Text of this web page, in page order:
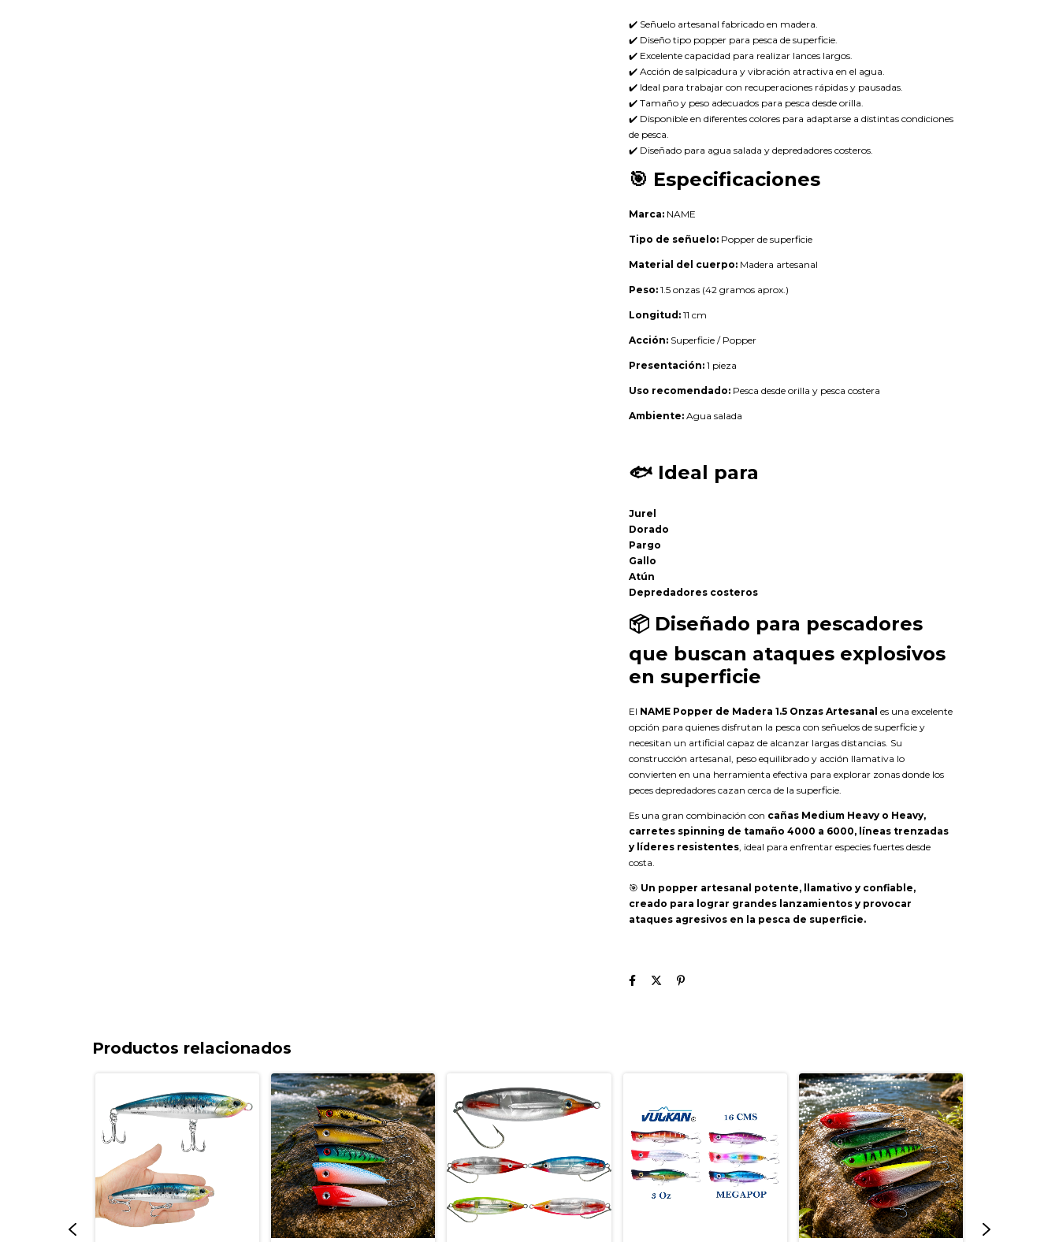
✔️ Señuelo artesanal fabricado en madera.
✔️ Diseño tipo popper para pesca de superficie.
✔️ Excelente capacidad para realizar lances largos.
✔️ Acción de salpicadura y vibración atractiva en el agua.
✔️ Ideal para trabajar con recuperaciones rápidas y pausadas.
✔️ Tamaño y peso adecuados para pesca desde orilla.
✔️ Disponible en diferentes colores para adaptarse a distintas condiciones
de pesca.
✔️ Diseñado para agua salada y depredadores costeros.
🎯 Especificaciones
Marca: NAME
Tipo de señuelo: Popper de superficie
Material del cuerpo: Madera artesanal
Peso: 1.5 onzas (42 gramos aprox.)
Longitud: 11 cm
Acción: Superficie / Popper
Presentación: 1 pieza
Uso recomendado: Pesca desde orilla y pesca costera
Ambiente: Agua salada
🐟 Ideal para
Jurel
Dorado
Pargo
Gallo
Atún
Depredadores costeros
📦 Diseñado para pescadores
que buscan ataques explosivos
en superficie
El NAME Popper de Madera 1.5 Onzas Artesanal es una excelente
opción para quienes disfrutan la pesca con señuelos de superficie y
necesitan un artificial capaz de alcanzar largas distancias. Su
construcción artesanal, peso equilibrado y acción llamativa lo
convierten en una herramienta efectiva para explorar zonas donde los
peces depredadores cazan cerca de la superficie.
Es una gran combinación con cañas Medium Heavy o Heavy,
carretes spinning de tamaño 4000 a 6000, líneas trenzadas
y líderes resistentes, ideal para enfrentar especies fuertes desde
costa.
🎯 Un popper artesanal potente, llamativo y confiable,
creado para lograr grandes lanzamientos y provocar
ataques agresivos en la pesca de superficie.
Productos relacionados